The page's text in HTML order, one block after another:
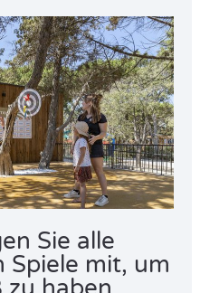
Sie alle
Spiele mit, um